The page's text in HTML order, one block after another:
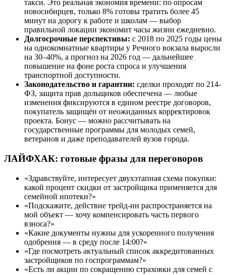
такси. Это реальная экономия времени: по опросам
новосибирцев, только 8% готовы тратить более 45
минут на дорогу к работе и школам — выбор
правильной локации экономит часы жизни ежедневно.
Долгосрочные перспективы: с 2018 по 2025 годы цены
на однокомнатные квартиры у Речного вокзала выросли
на 30–40%, а прогноз на 2026 год — дальнейшее
повышение на фоне роста спроса и улучшения
транспортной доступности.
Законодательство и гарантии: сделки проходят по 214-
ФЗ, защита прав дольщиков обеспечена — любые
изменения фиксируются в едином реестре договоров,
покупатель защищён от неожиданных корректировок
проекта. Бонус — можно рассчитывать на
государственные программы для молодых семей,
ветеранов и даже преподавателей вузов города.
ЛАЙФХАК: готовые фразы для переговоров
«Здравствуйте, интересует двухэтапная схема покупки:
какой процент скидки от застройщика применяется для
семейной ипотеки?»
«Подскажите, действие трейд-ин распространяется на
мой объект — хочу компенсировать часть первого
взноса?»
«Какие документы нужны для ускоренного получения
одобрения — в среду после 14:00?»
«Где посмотреть актуальный список аккредитованных
застройщиков по госпрограммам?»
«Есть ли акции по сокращению страховки для семей с